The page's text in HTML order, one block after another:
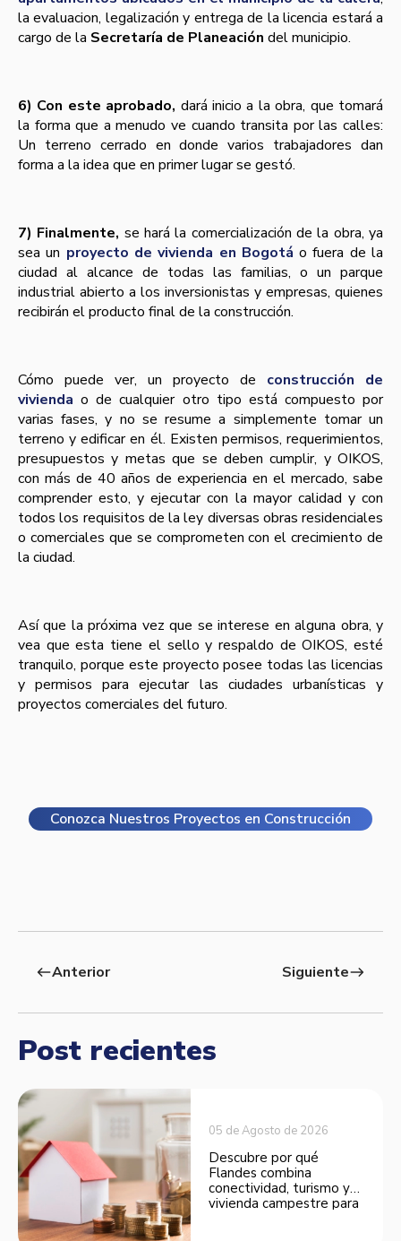
la evaluacion, legalización y entrega de la licencia estará a
cargo de la Secretaría de Planeación del municipio.
6) Con este aprobado, dará inicio a la obra, que tomará
la forma que a menudo ve cuando transita por las calles:
Un terreno cerrado en donde varios trabajadores dan
forma a la idea que en primer lugar se gestó.
7) Finalmente, se hará la comercialización de la obra, ya
sea un proyecto de vivienda en Bogotáo fuera de la
ciudad al alcance de todas las familias, o un parque
industrial abierto a los inversionistas y empresas, quienes
recibirán el producto final de la construcción.
Cómo puede ver, un proyecto de construcción de
vivienda o de cualquier otro tipo está compuesto por
varias fases, y no se resume a simplemente tomar un
terreno y edificar en él. Existen permisos, requerimientos,
presupuestos y metas que se deben cumplir, y OIKOS,
con más de 40 años de experiencia en el mercado, sabe
comprender esto, y ejecutar con la mayor calidad y con
todos los requisitos de la ley diversas obras residenciales
o comerciales que se comprometen con el crecimiento de
la ciudad.
Así­ que la próxima vez que se interese en alguna obra, y
vea que esta tiene el sello y respaldo de OIKOS, esté
tranquilo, porque este proyecto posee todas las licencias
y permisos para ejecutar las ciudades urbaní­sticas y
proyectos comerciales del futuro.
Conozca Nuestros Proyectos en Construcción
westAnterior Siguienteeast
Post recientes
05 de Agosto de 2026
Descubre por qué
Flandes combina
conectividad, turismo y
vivienda campestre para